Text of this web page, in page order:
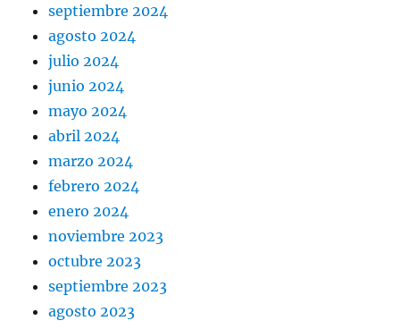
septiembre 2024
agosto 2024
julio 2024
junio 2024
mayo 2024
abril 2024
marzo 2024
febrero 2024
enero 2024
noviembre 2023
octubre 2023
septiembre 2023
agosto 2023